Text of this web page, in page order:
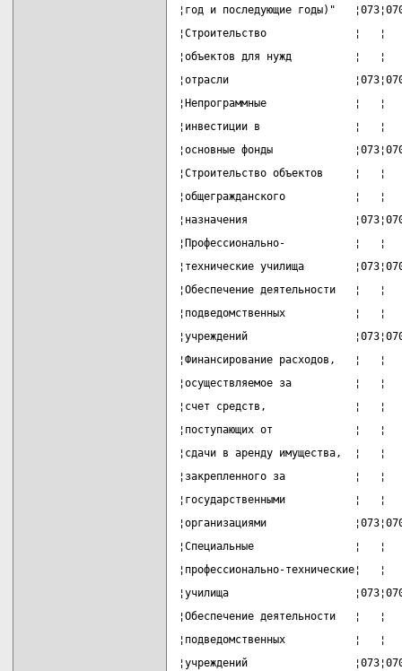
¦год и последующие годы)"
¦Строительство              ¦
¦объектов для нужд
¦отрасли
¦Непрограммные              ¦
¦инвестиции в               ¦
¦основные фонды
¦Строительство объектов
¦общегражданского
¦назначения
¦Профессионально-
¦технические училища
¦Обеспечение деятельности
¦подведомственных
¦учреждений
¦Финансирование расходов,
¦осуществляемое за
¦счет средств,              ¦
¦поступающих от             ¦
¦сдачи в аренду имущества,
¦закрепленного за
¦государственными
¦организациями
¦Специальные                ¦
¦профессионально-
¦училища
¦Обеспечение деятельности
¦подведомственных
¦учреждений